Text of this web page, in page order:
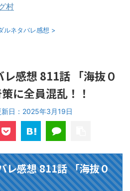
村
ルネタバレ感想 >
感想 811話 「海抜０
に全員混乱！！
日： 2025年3月19日
レ感想 811話 「海抜０